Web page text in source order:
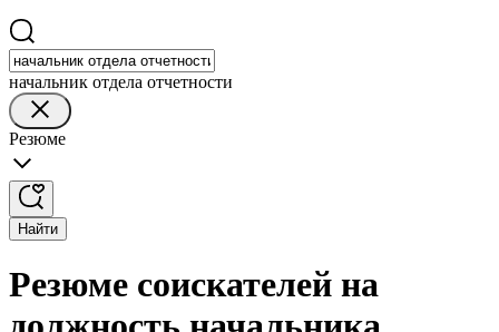
начальник отдела отчетности
Резюме
Найти
Резюме соискателей на